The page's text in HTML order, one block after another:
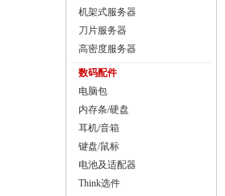
机架式服务器
刀片服务器
高密度服务器
数码配件
电脑包
内存条/硬盘
耳机/音箱
键盘/鼠标
电池及适配器
Think选件